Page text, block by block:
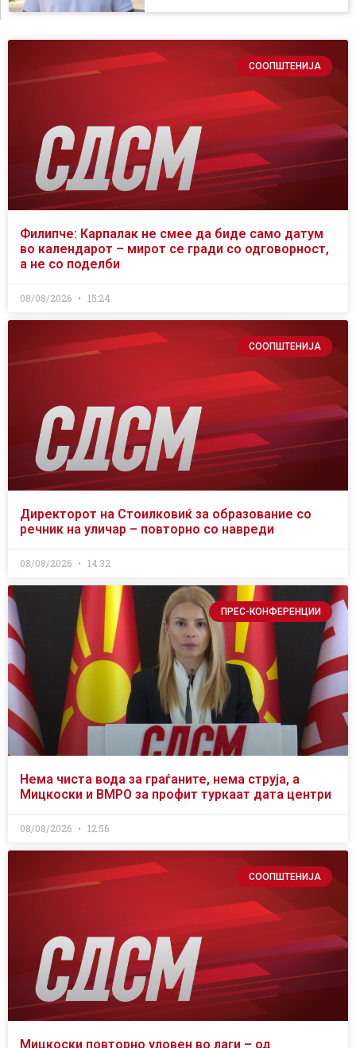
СООПШТЕНИЈА
Филипче: Карпалак не смее да биде само датум
во календарот – мирот се гради со одговорност,
а не со поделби
08/08/2026 15:24
СООПШТЕНИЈА
Директорот на Стоилковиќ за образование со
речник на уличар – повторно со навреди
08/08/2026 14:32
ПРЕС-КОНФЕРЕНЦИИ
Нема чиста вода за граѓаните, нема струја, а
Мицкоски и ВМРО за профит туркаат дата центри
08/08/2026 12:56
СООПШТЕНИЈА
Мицкоски повторно уловен во лаги – од